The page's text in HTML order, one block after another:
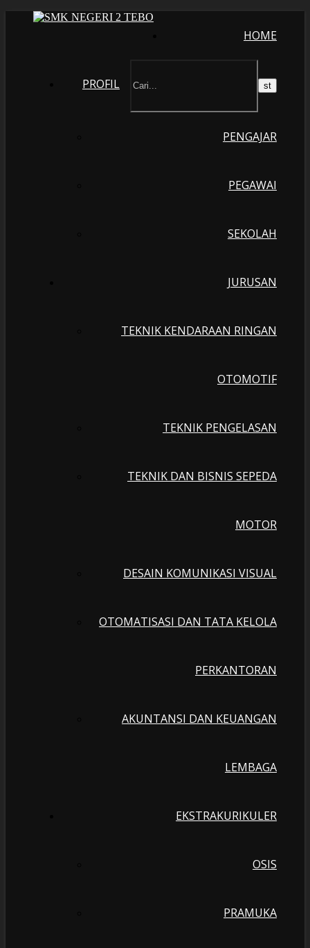
HOME
PROFIL
PENGAJAR
PEGAWAI
SEKOLAH
JURUSAN
TEKNIK KENDARAAN RINGAN
OTOMOTIF
TEKNIK PENGELASAN
TEKNIK DAN BISNIS SEPEDA
MOTOR
DESAIN KOMUNIKASI VISUAL
OTOMATISASI DAN TATA KELOLA
PERKANTORAN
AKUNTANSI DAN KEUANGAN
LEMBAGA
EKSTRAKURIKULER
OSIS
PRAMUKA